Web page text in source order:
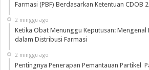
Farmasi (PBF) Berdasarkan Ketentuan CDOB
2 minggu ago
Ketika Obat Menunggu Keputusan: Mengenal
dalam Distribusi Farmasi
2 minggu ago
Pentingnya Penerapan Pemantauan Partikel